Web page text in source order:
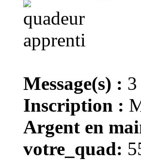
Message(s) : 3
Inscription :
Argent en
votre_quad: